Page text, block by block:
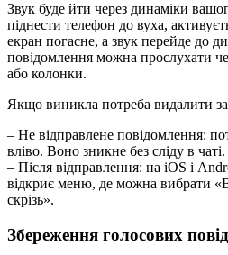
Звук буде йти через динаміки
піднести телефон до вуха,
екран погасне, а звук перейде до
повідомлення можна прослухати
або колонки.
Якщо виникла потреба видалити
– Не відправлене повідомлення:
вліво. Воно зникне без сліду в чаті.
– Після відправлення: на iOS і
відкриє меню, де можна вибрати
скрізь».
Збереження голосових